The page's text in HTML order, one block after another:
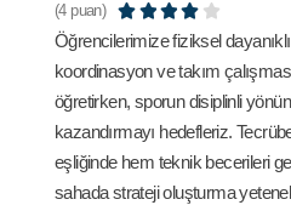
(4 puan)     
Öğrencilerimize fiziksel
koordinasyon ve takım
öğretirken, sporun disiplinli
kazandırmayı hedefleriz.
eşliğinde hem teknik becerileri
sahada strateji oluşturma